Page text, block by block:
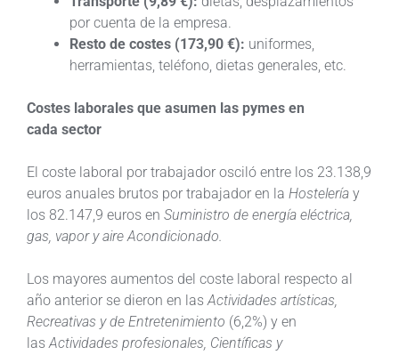
por cuenta de la empresa.
Resto de costes (173,90 €): uniformes,
herramientas, teléfono, dietas generales, etc.
Costes laborales que asumen las pymes en
cada sector
El coste laboral por trabajador osciló entre los 23.138,9
euros anuales brutos por trabajador en la Hostelería y
los 82.147,9 euros en Suministro de energía eléctrica,
gas, vapor y aire Acondicionado.
Los mayores aumentos del coste laboral respecto al
año anterior se dieron en las Actividades artísticas,
Recreativas y de Entretenimiento (6,2%) y en
las Actividades profesionales, Científicas y